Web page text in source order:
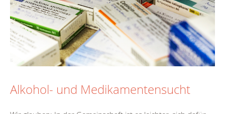
Alkohol- und Medikamentensucht